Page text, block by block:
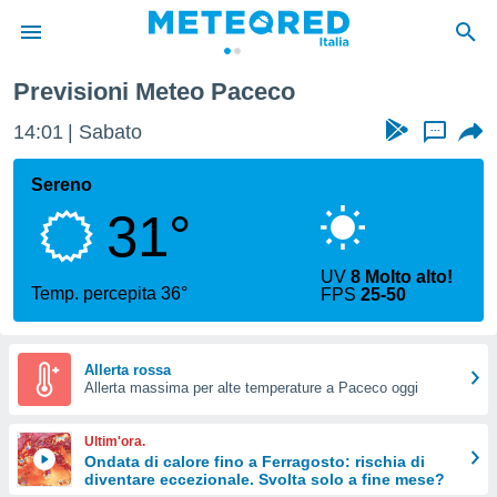
di
per
le
di
Web
le
Previsioni Meteo Paceco
14:01 Sabato ...
Sereno
31°
Temp. percepita 36°
UV8 Molto alto!
FPS25-50
Allerta rossa
Allerta massima per alte temperature a Paceco oggi
Ultim'ora.
Ondata di calore fino a Ferragosto: rischia di
diventare eccezionale. Svolta solo a fine mese?